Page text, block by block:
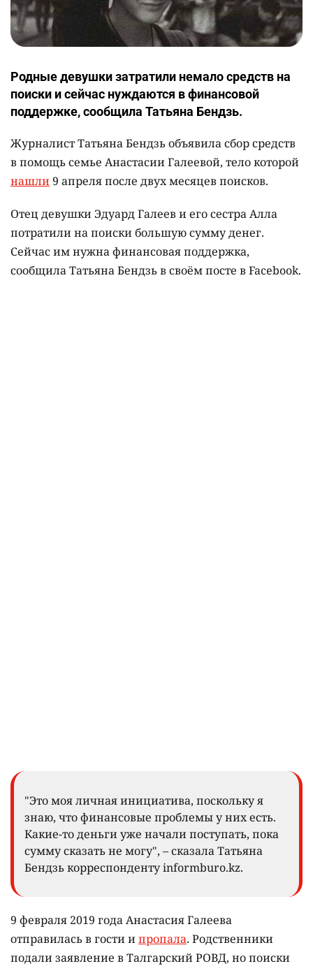
Родные девушки затратили немало средств на
поиски и сейчас нуждаются в финансовой
поддержке, сообщила Татьяна Бендзь.
Журналист Татьяна Бендзь объявила сбор средств
в помощь семье Анастасии Галеевой, тело которой
нашли9 апреля после двух месяцев поисков.
Отец девушки Эдуард Галеев и его сестра Алла
потратили на поиски большую сумму денег.
Сейчас им нужна финансовая поддержка,
сообщила Татьяна Бендзь в своём посте в Facebook.
"Это моя личная инициатива, поскольку я
знаю, что финансовые проблемы у них есть.
Какие-то деньги уже начали поступать, пока
сумму сказать не могу", – сказала Татьяна
Бендзь корреспонденту informburo.kz.
9 февраля 2019 года Анастасия Галеева
отправилась в гости ипропала. Родственники
подали заявление в Талгарский РОВД, но поиски